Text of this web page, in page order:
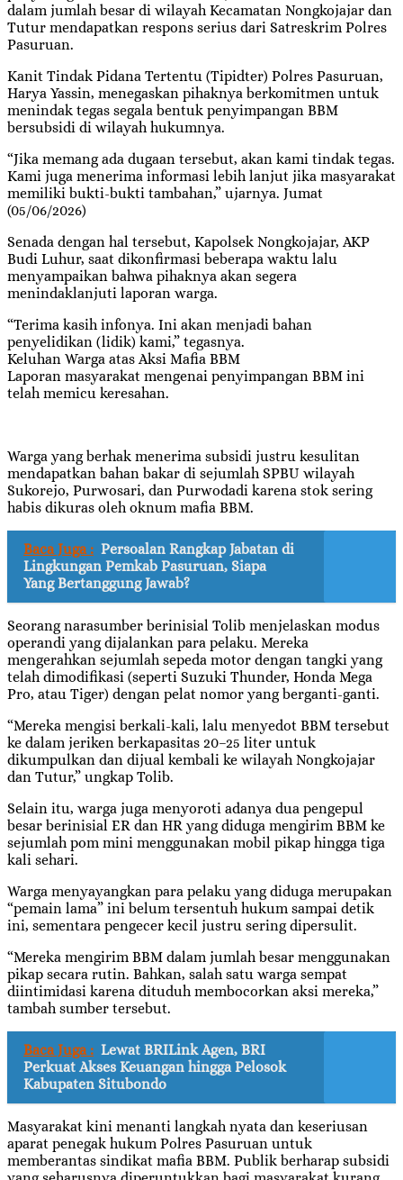
dalam jumlah besar di wilayah Kecamatan Nongkojajar dan
Tutur mendapatkan respons serius dari Satreskrim Polres
Pasuruan.
Kanit Tindak Pidana Tertentu (Tipidter) Polres Pasuruan,
Harya Yassin, menegaskan pihaknya berkomitmen untuk
menindak tegas segala bentuk penyimpangan BBM
bersubsidi di wilayah hukumnya.
“Jika memang ada dugaan tersebut, akan kami tindak tegas.
Kami juga menerima informasi lebih lanjut jika masyarakat
memiliki bukti-bukti tambahan,” ujarnya. Jumat
(05/06/2026)
Senada dengan hal tersebut, Kapolsek Nongkojajar, AKP
Budi Luhur, saat dikonfirmasi beberapa waktu lalu
menyampaikan bahwa pihaknya akan segera
menindaklanjuti laporan warga.
“Terima kasih infonya. Ini akan menjadi bahan
penyelidikan (lidik) kami,” tegasnya.
Keluhan Warga atas Aksi Mafia BBM
Laporan masyarakat mengenai penyimpangan BBM ini
telah memicu keresahan.
Warga yang berhak menerima subsidi justru kesulitan
mendapatkan bahan bakar di sejumlah SPBU wilayah
Sukorejo, Purwosari, dan Purwodadi karena stok sering
habis dikuras oleh oknum mafia BBM.
Baca Juga : Persoalan Rangkap Jabatan di
Lingkungan Pemkab Pasuruan, Siapa
Yang Bertanggung Jawab?
Seorang narasumber berinisial Tolib menjelaskan modus
operandi yang dijalankan para pelaku. Mereka
mengerahkan sejumlah sepeda motor dengan tangki yang
telah dimodifikasi (seperti Suzuki Thunder, Honda Mega
Pro, atau Tiger) dengan pelat nomor yang berganti-ganti.
“Mereka mengisi berkali-kali, lalu menyedot BBM tersebut
ke dalam jeriken berkapasitas 20–25 liter untuk
dikumpulkan dan dijual kembali ke wilayah Nongkojajar
dan Tutur,” ungkap Tolib.
Selain itu, warga juga menyoroti adanya dua pengepul
besar berinisial ER dan HR yang diduga mengirim BBM ke
sejumlah pom mini menggunakan mobil pikap hingga tiga
kali sehari.
Warga menyayangkan para pelaku yang diduga merupakan
“pemain lama” ini belum tersentuh hukum sampai detik
ini, sementara pengecer kecil justru sering dipersulit.
“Mereka mengirim BBM dalam jumlah besar menggunakan
pikap secara rutin. Bahkan, salah satu warga sempat
diintimidasi karena dituduh membocorkan aksi mereka,”
tambah sumber tersebut.
Baca Juga : Lewat BRILink Agen, BRI
Perkuat Akses Keuangan hingga Pelosok
Kabupaten Situbondo
Masyarakat kini menanti langkah nyata dan keseriusan
aparat penegak hukum Polres Pasuruan untuk
memberantas sindikat mafia BBM. Publik berharap subsidi